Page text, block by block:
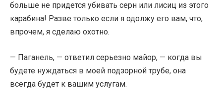
больше не придется убивать серн или лисиц из этого
карабина! Разве только если я одолжу его вам, что,
впрочем, я сделаю охотно.
— Паганель, — ответил серьезно майор, — когда вы
будете нуждаться в моей подзорной трубе, она
всегда будет к вашим услугам.